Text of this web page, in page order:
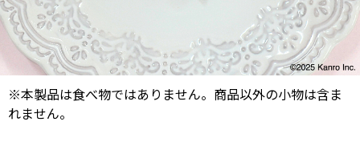
※本製品は食べ物ではありません。商品以外の小物は含ま
れません。